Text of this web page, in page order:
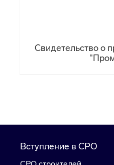
Свидетельство о
Вступление в СРО